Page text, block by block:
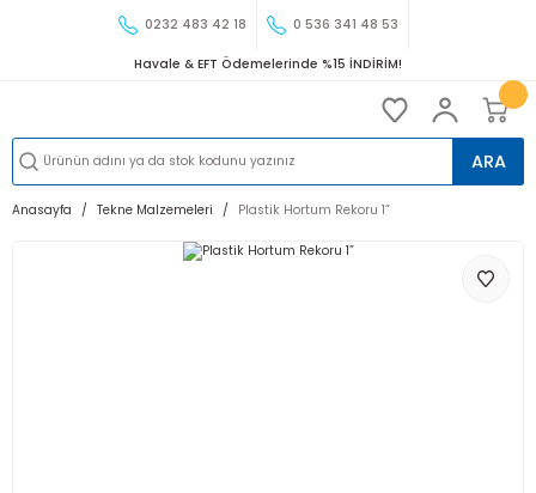
0232 483 42 18 0 536 341 48 53
Havale & EFT Ödemelerinde %15 İNDİRİM!
ARA
Anasayfa Tekne Malzemeleri Plastik Hortum Rekoru 1”